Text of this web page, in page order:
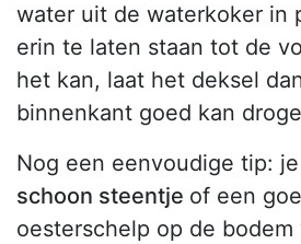
water uit de waterkoker in
erin te laten staan tot de
het kan, laat het deksel
binnenkant goed kan
Nog een eenvoudige tip:
schoon steentje of een
oesterschelp op de bodem